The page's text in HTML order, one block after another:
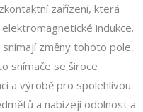
zařízení, která
indukce.
změny tohoto pole,
snímače se široce
a výrobě pro spolehlivou
a nabízejí odolnost a